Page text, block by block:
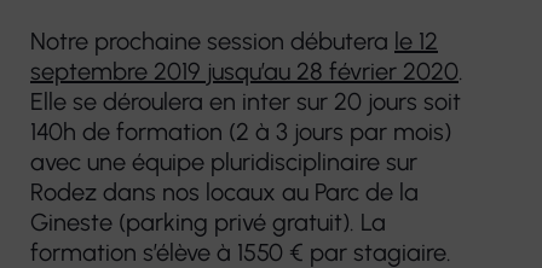
Notre prochaine session débutera le 12
septembre 2019 jusqu’au 28 février 2020.
Elle se déroulera en inter sur 20 jours soit
140h de formation (2 à 3 jours par mois)
avec une équipe pluridisciplinaire sur
Rodez dans nos locaux au Parc de la
Gineste (parking privé gratuit). La
formation s’élève à 1550 € par stagiaire.